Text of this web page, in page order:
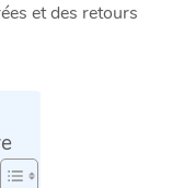
et des retours